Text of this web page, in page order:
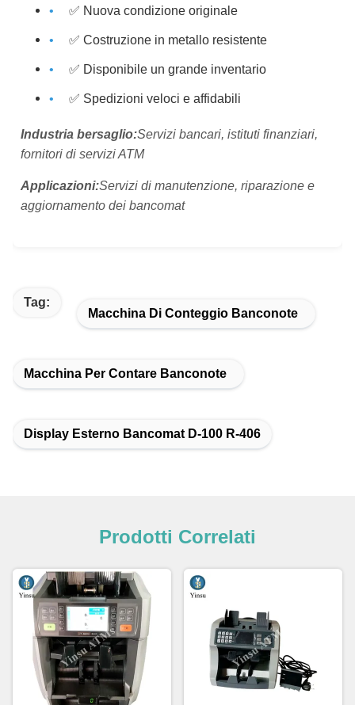
✅ Nuova condizione originale
✅ Costruzione in metallo resistente
✅ Disponibile un grande inventario
✅ Spedizioni veloci e affidabili
Industria bersaglio:Servizi bancari, istituti finanziari,
fornitori di servizi ATM
Applicazioni:Servizi di manutenzione, riparazione e
aggiornamento dei bancomat
Tag:
Macchina Di Conteggio Banconote
Macchina Per Contare Banconote
Display Esterno Bancomat D-100 R-406
Prodotti Correlati